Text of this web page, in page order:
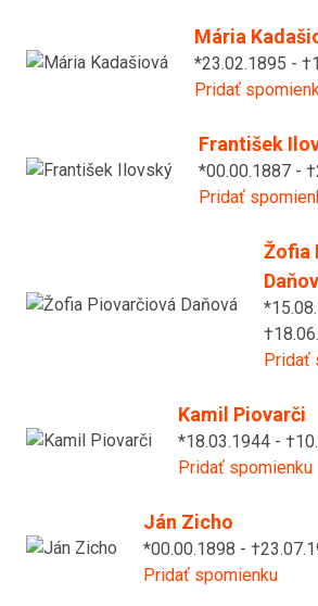
Mária
*23.02.1895 -
Pridať
František
*00.00.1887 -
Pridať
Žofia
Pridať
Kamil Piovarči
*18.03.1944 -
Pridať spomienku
Ján Zicho
*00.00.1898 -
Pridať spomienku